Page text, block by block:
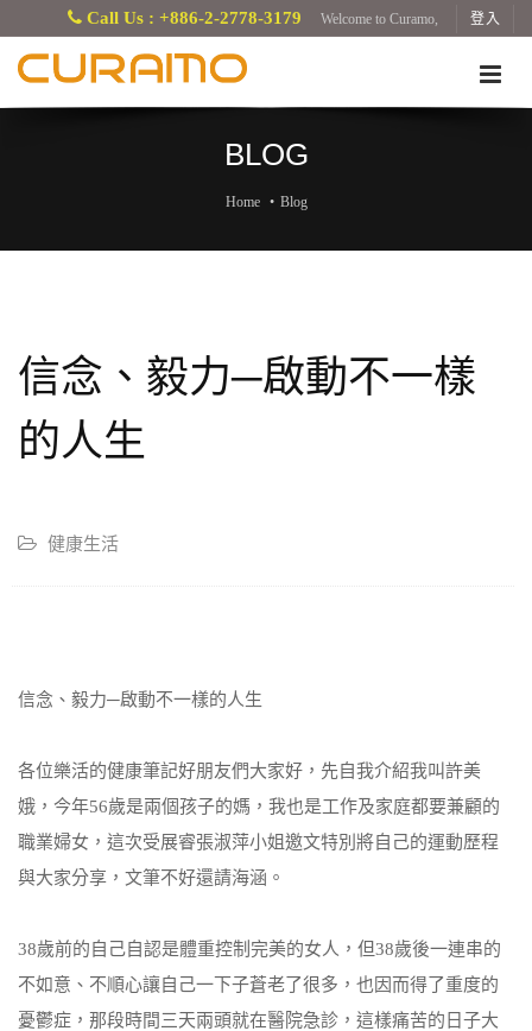
Call Us : +886-2-2778-3179 Welcome to Curamo, 登入
BLOG
Home Blog
信念、毅力─啟動不一樣
的人生
健康生活
信念、毅力─啟動不一樣的人生
各位樂活的健康筆記好朋友們大家好，先自我介紹我叫許美
娥，今年56歲是兩個孩子的媽，我也是工作及家庭都要兼顧的
職業婦女，這次受展睿張淑萍小姐邀文特別將自己的運動歷程
與大家分享，文筆不好還請海涵。
38歲前的自己自認是體重控制完美的女人，但38歲後一連串的
不如意、不順心讓自己一下子蒼老了很多，也因而得了重度的
憂鬱症，那段時間三天兩頭就在醫院急診，這樣痛苦的日子大